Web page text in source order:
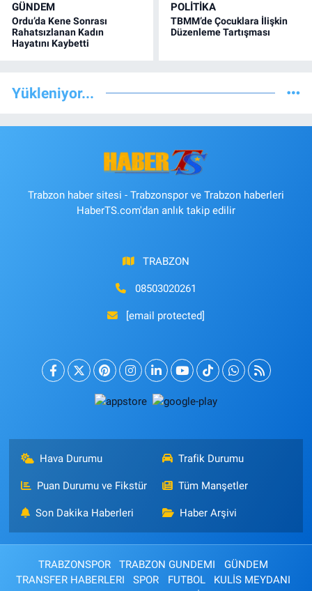
GÜNDEM
Ordu’da Kene Sonrası
Rahatsızlanan Kadın
Hayatını Kaybetti
POLİTİKA
TBMM’de Çocuklara İlişkin
Düzenleme Tartışması
Yükleniyor...
Trabzon haber sitesi - Trabzonspor ve Trabzon haberleri
HaberTS.com'dan anlık takip edilir
TRABZON
08503020261
[email protected]
Hava Durumu Trafik Durumu
Puan Durumu ve Fikstür Tüm Manşetler
Son Dakika Haberleri Haber Arşivi
TRABZONSPOR TRABZON GUNDEMI
GÜNDEM
TRANSFER HABERLERI
SPOR FUTBOL
KULİS MEYDANI